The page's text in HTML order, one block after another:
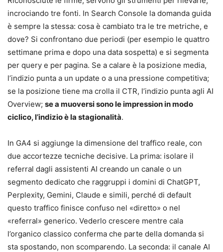
incrociando tre fonti. In Search Console la domanda guida
è sempre la stessa: cosa è cambiato tra le tre metriche, e
dove? Si confrontano due periodi (per esempio le quattro
settimane prima e dopo una data sospetta) e si segmenta
per query e per pagina. Se a calare è la posizione media,
l’indizio punta a un update o a una pressione competitiva;
se la posizione tiene ma crolla il CTR, l’indizio punta agli AI
Overview; se a muoversi sono le impression in modo
ciclico, l’indizio è la stagionalità.
In GA4 si aggiunge la dimensione del traffico reale, con
due accortezze tecniche decisive. La prima: isolare il
referral dagli assistenti AI creando un canale o un
segmento dedicato che raggruppi i domini di ChatGPT,
Perplexity, Gemini, Claude e simili, perché di default
questo traffico finisce confuso nel «diretto» o nel
«referral» generico. Vederlo crescere mentre cala
l’organico classico conferma che parte della domanda si
sta spostando, non scomparendo. La seconda: il canale AI